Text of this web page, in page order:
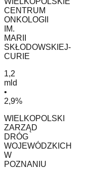
CENTRUM
ONKOLOGII
IM.
MARII
SKŁODOWSKIEJ-
CURIE
1,2
mld
•
2,9%
WIELKOPOLSKI
ZARZĄD
DRÓG
WOJEWÓDZKICH
W
POZNANIU